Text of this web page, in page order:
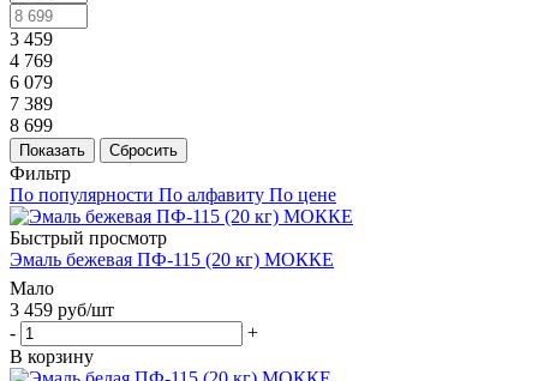
3 459
4 769
6 079
7 389
8 699
Показать Сбросить
Фильтр
По популярности По алфавиту По цене
Быстрый просмотр
Эмаль бежевая ПФ-115 (20 кг) МОККЕ
Мало
3 459 руб/шт
-
+
В корзину